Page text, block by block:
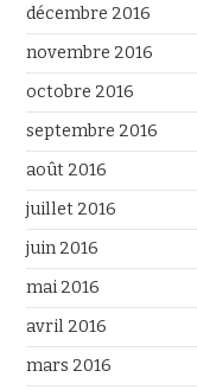
décembre 2016
novembre 2016
octobre 2016
septembre 2016
août 2016
juillet 2016
juin 2016
mai 2016
avril 2016
mars 2016